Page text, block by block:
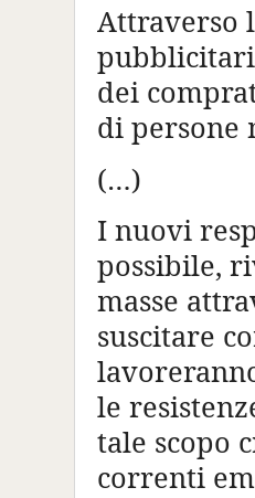
Attraverso
dei
di persone
(…)
I nuovi
possibile,
masse
suscitare
le
tale scopo
correnti